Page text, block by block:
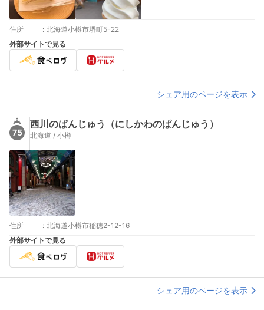
住所 : 北海道小樽市堺町5-22
外部サイトで見る
シェア用のページを表示
75
西川のぱんじゅう（にしかわのぱんじゅう）
北海道 / 小樽
住所 : 北海道小樽市稲穂2-12-16
外部サイトで見る
シェア用のページを表示